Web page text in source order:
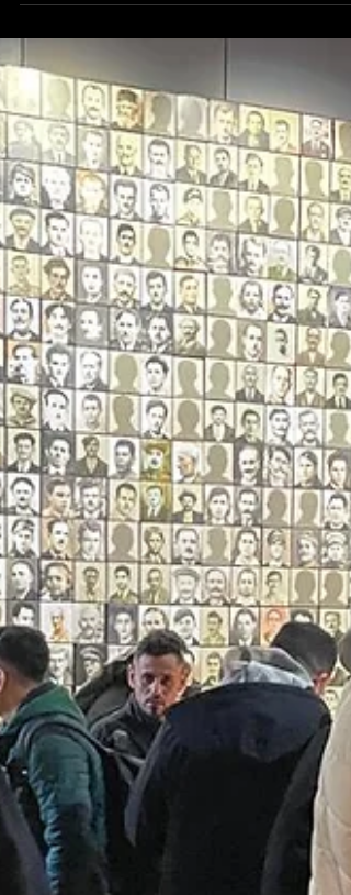
ψήσαμε, φάγαμε, γελάσαμε και βρεθήκαμε
όλοι μαζί. Γιατί στον ΚΥΚΛΟ δεν
μόνο ελληνικά. Μαθαίνουμε έθιμα,
μοιραζόμαστε στιγμές και χτίζουμε
κοινότητα. Χρόνια πολλά σε όλους!